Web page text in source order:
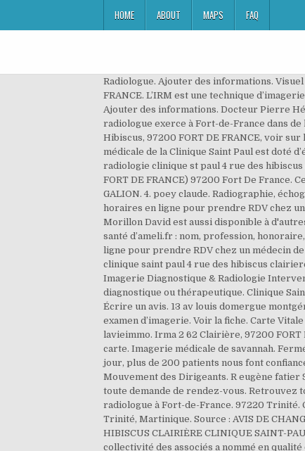
HOME ABOUT MAPS FAQ
Radiologue. Ajouter des informations. Visuel indisponible. Conventionné(e) secteur 3 Clinique Saint Paul(radiologie) 4 r des Hibiscus Clairière - 97200 FORT DE FRANCE. L’IRM est une technique d’imagerie basée sur l’étude du corps humain lorsqu’il est soumis à un champ magnétique produit par un aimant. Oui (3) Non (1) Ajouter des informations. Docteur Pierre Hélénon, radiologue exerce à Fort-de-France dans de la Martinique. Directives à suivre. Docteur Pierre Hélénon, radiologue exerce à Fort-de-France dans de la Martinique. Clinique Saint-Paul. Clinique Saint Paul 4 Rue Des Hibiscus 97200 Fort De France. Visuel indisponible. 4 r Hibiscus, 97200 FORT DE FRANCE, voir sur la carte. Itinéraires SITE WEB; Afficher le n° +59 6596671795 Itinéraires Source : PagesJaunes. Le centre d’imagerie médicale de la Clinique Saint Paul est doté d’équipements de dernière génération et offre la possibilité d’effectuer un large éventail d’examens : selarl saint paul radiologie clinique st paul 4 rue des hibiscus clairiere 97200 fort de france. Fort-de-France 97261 . 13 Avenue Louis Domergue (CENTRE D'ECHO-RADIOLOGIE DE FORT DE FRANCE) 97200 Fort De France. Centre de radiologie, d'imagerie médicale . Prise de RDV en ligne. 5. poey claude. CENTRE D'IMAGERIE MEDICALE LE GALION. 4. poey claude. Radiographie, échographie, mammographie, scanner, IRM. Centre de radiologie, d'imagerie médicale . Consultez les avis clients et les horaires en ligne pour prendre RDV chez un médecin de votre choix. Je recherche un acte ou je sélectionne une partie du corps. Siret : 42113032900012 Docteur Morillon David est aussi disponible à d'autres adresses. Retrouvez la liste des professionnels de santé : Radiologue à Schoelcher en Martinique avec l’annuaire santé d’ameli.fr : nom, profession, honoraire, adresse sarl irma 2 martinique 62 rue de la clairiere 97200 fort de france. Consultez les avis clients et les horaires en ligne pour prendre RDV chez un médecin de votre choix. Rechercher quand je déplace la carte Relancer la recherche ici Filtres . selarl saint paul radiologie clinique saint paul 4 rue des hibiscus clairiere 97200 fort de france. selarl saint paul radiologie clinique saint paul 4 rue des hibiscus clairiere 97200 fort de france. Imagerie Diagnostique & Radiologie Interventionnelle Chaque jour, plus de 200 patients nous font confiance et bénéficient d’un acte d’imagerie médicale, diagnostique ou thérapeutique. Clinique Saint Paul(radiologie) 4 r des Hibiscus Clairière - 97200 FORT DE FRANCE. 2 Saint-Paul Radiologie Saint-Paul Radiologie Écrire un avis. 13 av louis domergue montgéralde 97200 FORT DE FRANCE Appeler. Le médecin radiologue est qualifié pour juger de l’utilité et de l’intérêt d’un examen d’imagerie. Voir la